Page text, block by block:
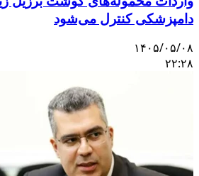
دامپزشکی کنترل می‌شود
۱۴۰۵/۰۵/۰۸
۲۲:۲۸